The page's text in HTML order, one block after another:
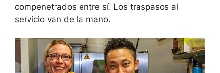
compenetrados entre sí. Los traspasos al
servicio van de la mano.